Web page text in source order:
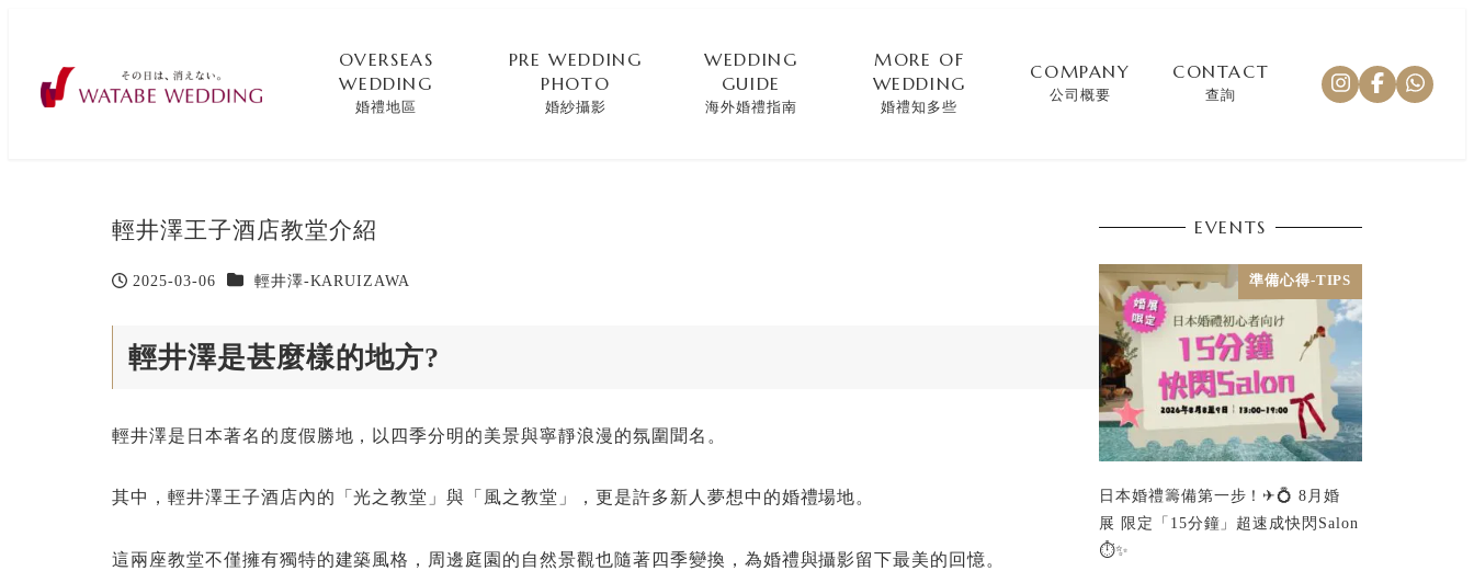
OVERSEAS
WEDDING
婚禮地區
PRE WEDDING
PHOTO
婚紗攝影
WEDDING
GUIDE
海外婚禮指南
MORE OF
WEDDING
婚禮知多些
COMPANY
公司概要
CONTACT
查詢
輕井澤王子酒店教堂介紹
投稿日
2025-03-06 カテゴリー
輕井澤-KARUIZAWA
輕井澤是甚麼樣的地方?
輕井澤是日本著名的度假勝地，以四季分明的美景與寧靜浪漫的氛圍聞名。
其中，輕井澤王子酒店內的「光之教堂」與「風之教堂」，更是許多新人夢想中的婚禮場地。
這兩座教堂不僅擁有獨特的建築風格，周邊庭園的自然景觀也隨著四季變換，為婚禮與攝影留下最美的回憶。
EVENTS
準備心得-TIPS
日本婚禮籌備第一步！✈💍 8月婚
展 限定「15分鐘」超速成快閃Salon
⏱️✨